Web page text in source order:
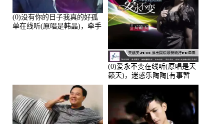
(0)没有你的日子我真的好孤
单在线听(原唱是韩晶)，牵手
(0)爱永不变在线听(原唱是天
籁天)，迷惑乐陶陶[有事暂
离]演唱点播:27678次